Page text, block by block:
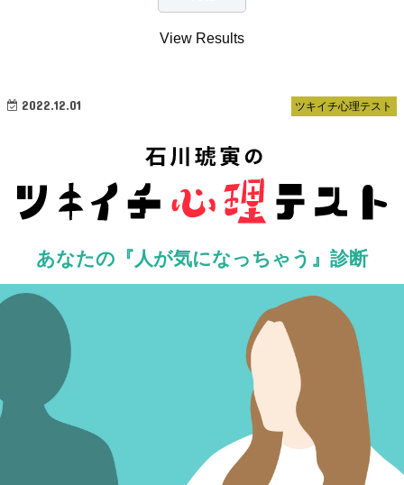
View Results
ツキイチ心理テスト
2022.12.01
あなたの『人が気になっちゃう』診断